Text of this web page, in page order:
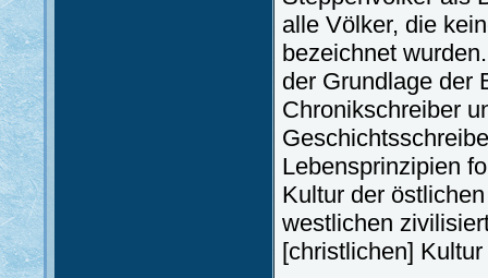
alle Völker, die
bezeichnet
der Grundlage der
Chronikschreiber
Lebensprinzipien
Kultur der
westlichen
[christlichen] Kultur